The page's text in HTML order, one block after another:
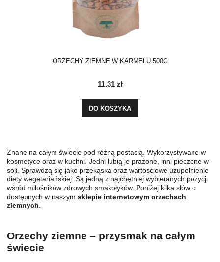
ORZECHY ZIEMNE W KARMELU 500G
11,31 zł
DO KOSZYKA
Znane na całym świecie pod różną postacią. Wykorzystywane w
kosmetyce oraz w kuchni. Jedni lubią je prażone, inni pieczone w
soli. Sprawdzą się jako przekąska oraz wartościowe uzupełnienie
diety wegetariańskiej. Są jedną z najchętniej wybieranych pozycji
wśród miłośników zdrowych smakołyków. Poniżej kilka słów o
dostępnych w naszym sklepie internetowym orzechach
ziemnych
Orzechy ziemne – przysmak na całym
świecie